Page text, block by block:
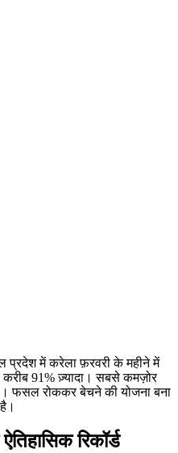
प्रदेश में करेला फ़रवरी के महीने में
91% ज़्यादा। सबसे कमज़ोर
फसल रोककर बेचने की योजना बना
रिकॉर्ड